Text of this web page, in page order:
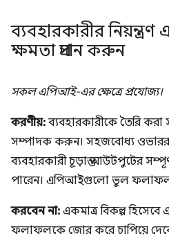
ব্যবহারকারীর নিয়ন্ত্রণ
ক্ষমতা প্রদান করুন
সকল এপিআই-এর ক্ষেত্রে প্রযোজ্য।
করণীয়:ব্যবহারকারীকে তৈরি করা
সম্পাদক করুন। সহজবোধ্য
ব্যবহারকারী চূড়ান্ত আউটপুটের
পারেন। এপিআইগুলো ভুল ফলাফল
করবেন না: একমাত্র বিকল্প
ফলাফলকে জোর করে চাপিয়ে